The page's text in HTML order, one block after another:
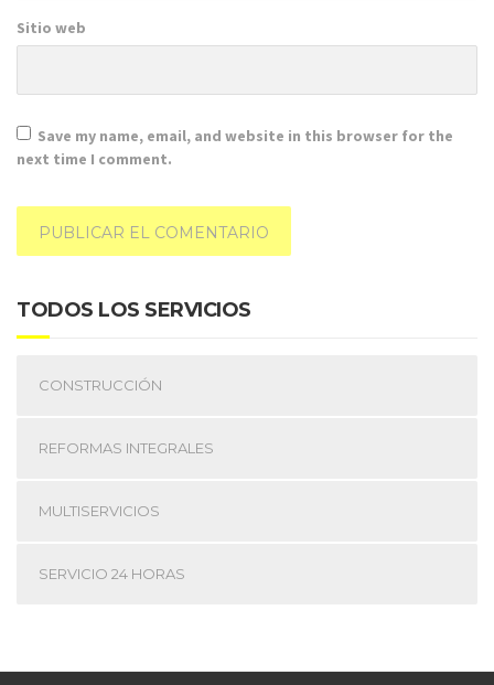
Sitio web
Save my name, email, and website in this browser for the
next time I comment.
TODOS LOS SERVICIOS
CONSTRUCCIÓN
REFORMAS INTEGRALES
MULTISERVICIOS
SERVICIO 24 HORAS